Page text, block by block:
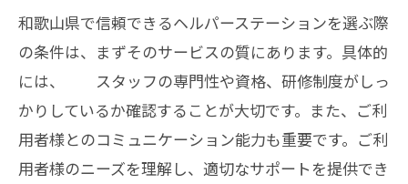
和歌山県で信頼できるヘルパーステーションを選ぶ際
の条件は、まずそのサービスの質にあります。具体的
には、 スタッフの専門性や資格、研修制度がしっ
かりしているか確認することが大切です。また、ご利
用者様とのコミュニケーション能力も重要です。ご利
用者様のニーズを理解し、適切なサポートを提供でき